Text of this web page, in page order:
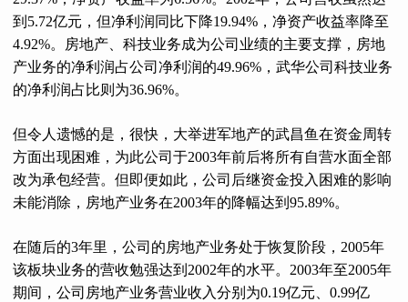
到5.72亿元，但净利润同比下降19.94%，净资产收益率降至
4.92%。房地产、科技业务成为公司业绩的主要支撑，房地
产业务的净利润占公司净利润的49.96%，武华公司科技业务
的净利润占比则为36.96%。
但令人遗憾的是，很快，大举进军地产的武昌鱼在资金周转
方面出现困难，为此公司于2003年前后将所有自营水面全部
改为承包经营。但即便如此，公司后继资金投入困难的影响
未能消除，房地产业务在2003年的降幅达到95.89%。
在随后的3年里，公司的房地产业务处于恢复阶段，2005年
该板块业务的营收勉强达到2002年的水平。2003年至2005年
期间，公司房地产业务营业收入分别为0.19亿元、0.99亿